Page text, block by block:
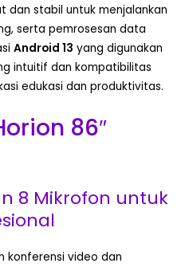
stabil untuk menjalankan
serta pemrosesan data
Android 13 yang digunakan
intuitif dan kompatibilitas
edukasi dan produktivitas.
86″
8 Mikrofon untuk
konferensi video dan